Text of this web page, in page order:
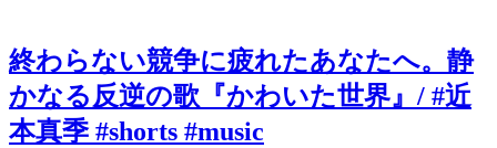
終わらない競争に疲れたあなたへ。静
かなる反逆の歌『かわいた世界』/ #近
本真季 #shorts #music